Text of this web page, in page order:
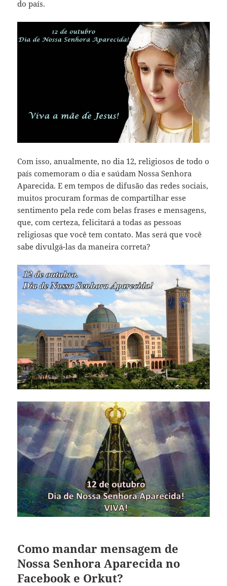
do país.
Com isso, anualmente, no dia 12, religiosos de todo o
país comemoram o dia e saúdam Nossa Senhora
Aparecida. E em tempos de difusão das redes sociais,
muitos procuram formas de compartilhar esse
sentimento pela rede com belas frases e mensagens,
que, com certeza, felicitará a todas as pessoas
religiosas que você tem contato. Mas será que você
sabe divulgá-las da maneira correta?
Como mandar mensagem de
Nossa Senhora Aparecida no
Facebook e Orkut?